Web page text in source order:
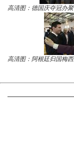
高清图：德国庆夺冠办
高清图：阿根廷归国梅